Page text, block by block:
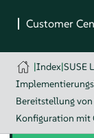
|Index|SUSE
Bereitstellung
Konfiguration mit